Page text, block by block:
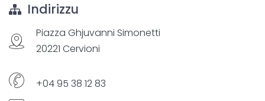
Indirizzu
Piazza Ghjuvanni Simonetti
20221 Cervioni
+04 95 38 12 83